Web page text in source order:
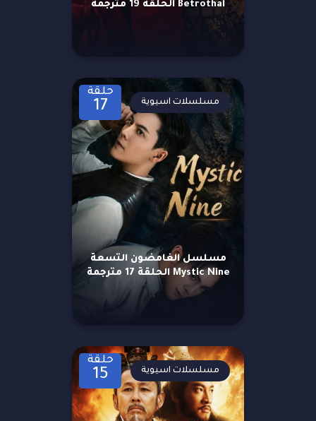
Betrothal الحلقة 19 مترجمة
حلقة
17
مسلسل الغامضون التسعة
Mystic Nine الحلقة 17 مترجمة
مسلسلات اسيوية
حلقة
15 مسلسلات اسيوية